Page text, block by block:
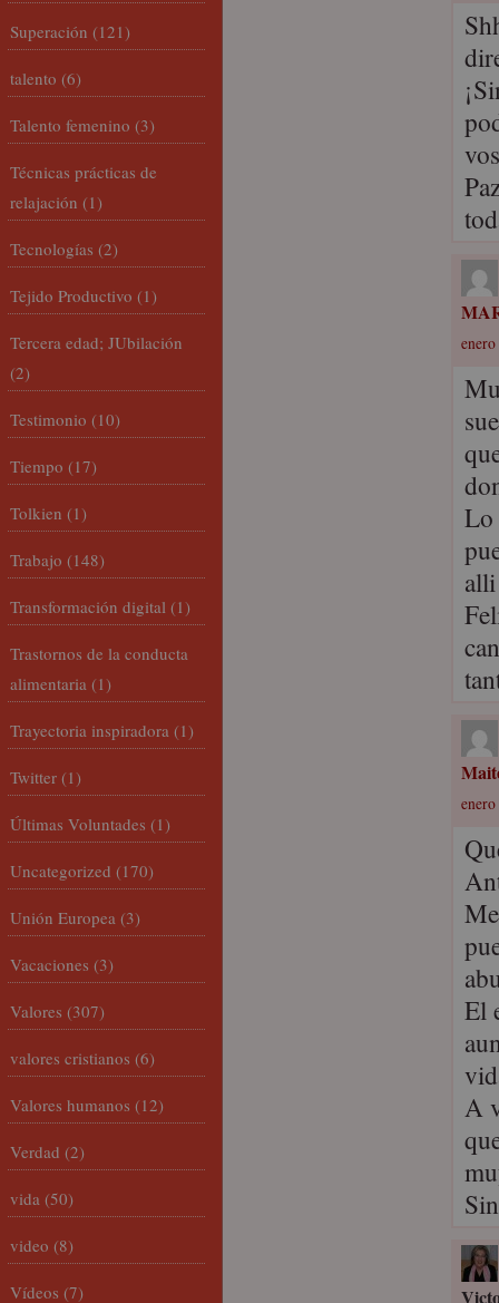
Lo
El
A
Superación (121)
talento (6)
Talento femenino (3)
Técnicas prácticas de
relajación (1)
Tecnologías (2)
Tejido Productivo (1)
Tercera edad; JUbilación
(2)
Testimonio (10)
Tiempo (17)
Tolkien (1)
Trabajo (148)
Transformación digital (1)
Trastornos de la conducta
alimentaria (1)
Trayectoria inspiradora (1)
Twitter (1)
Últimas Voluntades (1)
Uncategorized (170)
Unión Europea (3)
Vacaciones (3)
Valores (307)
valores cristianos (6)
Valores humanos (12)
Verdad (2)
vida (50)
video (8)
Vídeos (7)